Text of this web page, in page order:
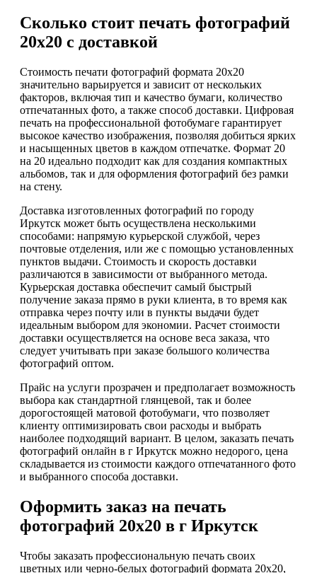
Сколько стоит печать фотографий
20х20 с доставкой
Стоимость печати фотографий формата 20х20
значительно варьируется и зависит от нескольких
факторов, включая тип и качество бумаги, количество
отпечатанных фото, а также способ доставки. Цифровая
печать на профессиональной фотобумаге гарантирует
высокое качество изображения, позволяя добиться ярких
и насыщенных цветов в каждом отпечатке. Формат 20
на 20 идеально подходит как для создания компактных
альбомов, так и для оформления фотографий без рамки
на стену.
Доставка изготовленных фотографий по городу
Иркутск может быть осуществлена несколькими
способами: напрямую курьерской службой, через
почтовые отделения, или же с помощью установленных
пунктов выдачи. Стоимость и скорость доставки
различаются в зависимости от выбранного метода.
Курьерская доставка обеспечит самый быстрый
получение заказа прямо в руки клиента, в то время как
отправка через почту или в пункты выдачи будет
идеальным выбором для экономии. Расчет стоимости
доставки осуществляется на основе веса заказа, что
следует учитывать при заказе большого количества
фотографий оптом.
Прайс на услуги прозрачен и предполагает возможность
выбора как стандартной глянцевой, так и более
дорогостоящей матовой фотобумаги, что позволяет
клиенту оптимизировать свои расходы и выбрать
наиболее подходящий вариант. В целом, заказать печать
фотографий онлайн в г Иркутск можно недорого, цена
складывается из стоимости каждого отпечатанного фото
и выбранного способа доставки.
Оформить заказ на печать
фотографий 20х20 в г Иркутск
Чтобы заказать профессиональную печать своих
цветных или черно-белых фотографий формата 20х20,